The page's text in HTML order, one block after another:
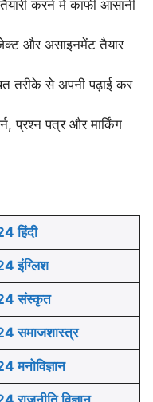
करने में काफी आसानी
और असाइनमेंट तैयार
तरीके से अपनी पढ़ाई कर
प्रश्न पत्र और मार्किंग
हिंदी
इंग्लिश
24 संस्कृत
समाजशास्त्र
मनोविज्ञान